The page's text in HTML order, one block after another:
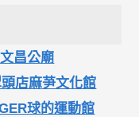
昌公廟
店麻芛文化館
球的運動館